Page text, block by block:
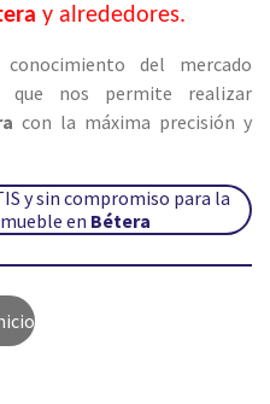
y alrededores.
del mercado
que nos permite realizar
con la máxima precisión y
y sin compromiso para la
en Bétera